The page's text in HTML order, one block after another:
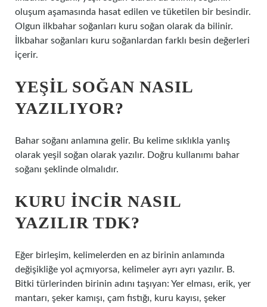
oluşum aşamasında hasat edilen ve tüketilen bir besindir.
Olgun ilkbahar soğanları kuru soğan olarak da bilinir.
İlkbahar soğanları kuru soğanlardan farklı besin değerleri
içerir.
YEŞIL SOĞAN NASIL
YAZILIYOR?
Bahar soğanı anlamına gelir. Bu kelime sıklıkla yanlış
olarak yeşil soğan olarak yazılır. Doğru kullanımı bahar
soğanı şeklinde olmalıdır.
KURU INCIR NASIL
YAZILIR TDK?
Eğer birleşim, kelimelerden en az birinin anlamında
değişikliğe yol açmıyorsa, kelimeler ayrı ayrı yazılır. B.
Bitki türlerinden birinin adını taşıyan: Yer elması, erik, yer
mantarı, şeker kamışı, çam fıstığı, kuru kayısı, şeker